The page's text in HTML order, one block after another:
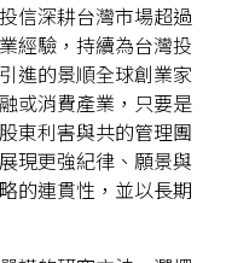
信深耕台灣市場超過
經驗，持續為台灣投
進的景順全球創業家
或消費產業，只要是
東利害與共的管理團
現更強紀律、願景與
的連貫性，並以長期